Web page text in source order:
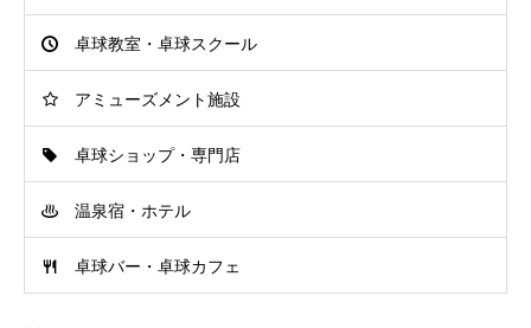
卓球教室・卓球スクール
アミューズメント施設
卓球ショップ・専門店
温泉宿・ホテル
卓球バー・卓球カフェ